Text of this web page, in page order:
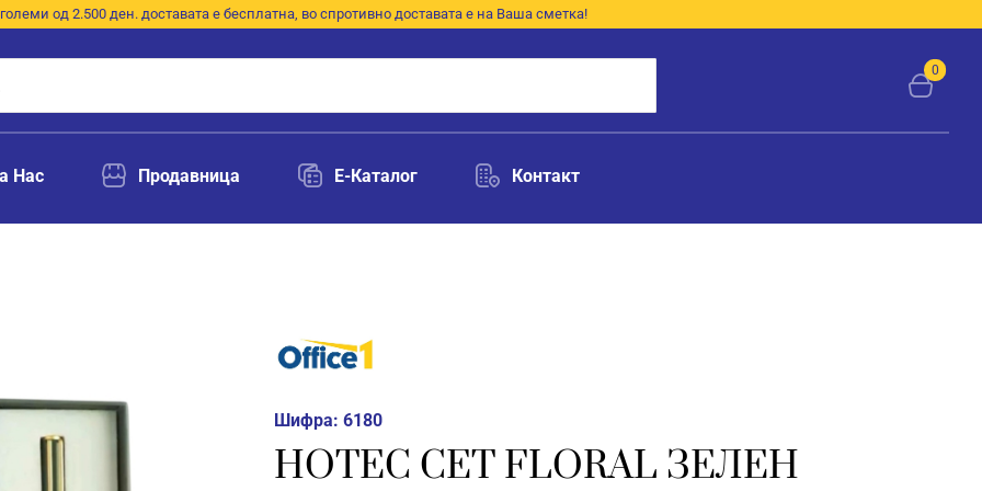
од 2.500 ден. доставата е бесплатна, во спротивно доставата е на Ваша сметка!
0
Нас Продавница E-Каталог Контакт
Шифра: 6180
НОТЕС СЕТ FLORAL ЗЕЛЕН